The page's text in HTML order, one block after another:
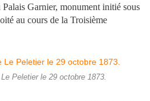
Garnier, monument initié sous
au cours de la Troisième
Peletier le 29 octobre 1873.